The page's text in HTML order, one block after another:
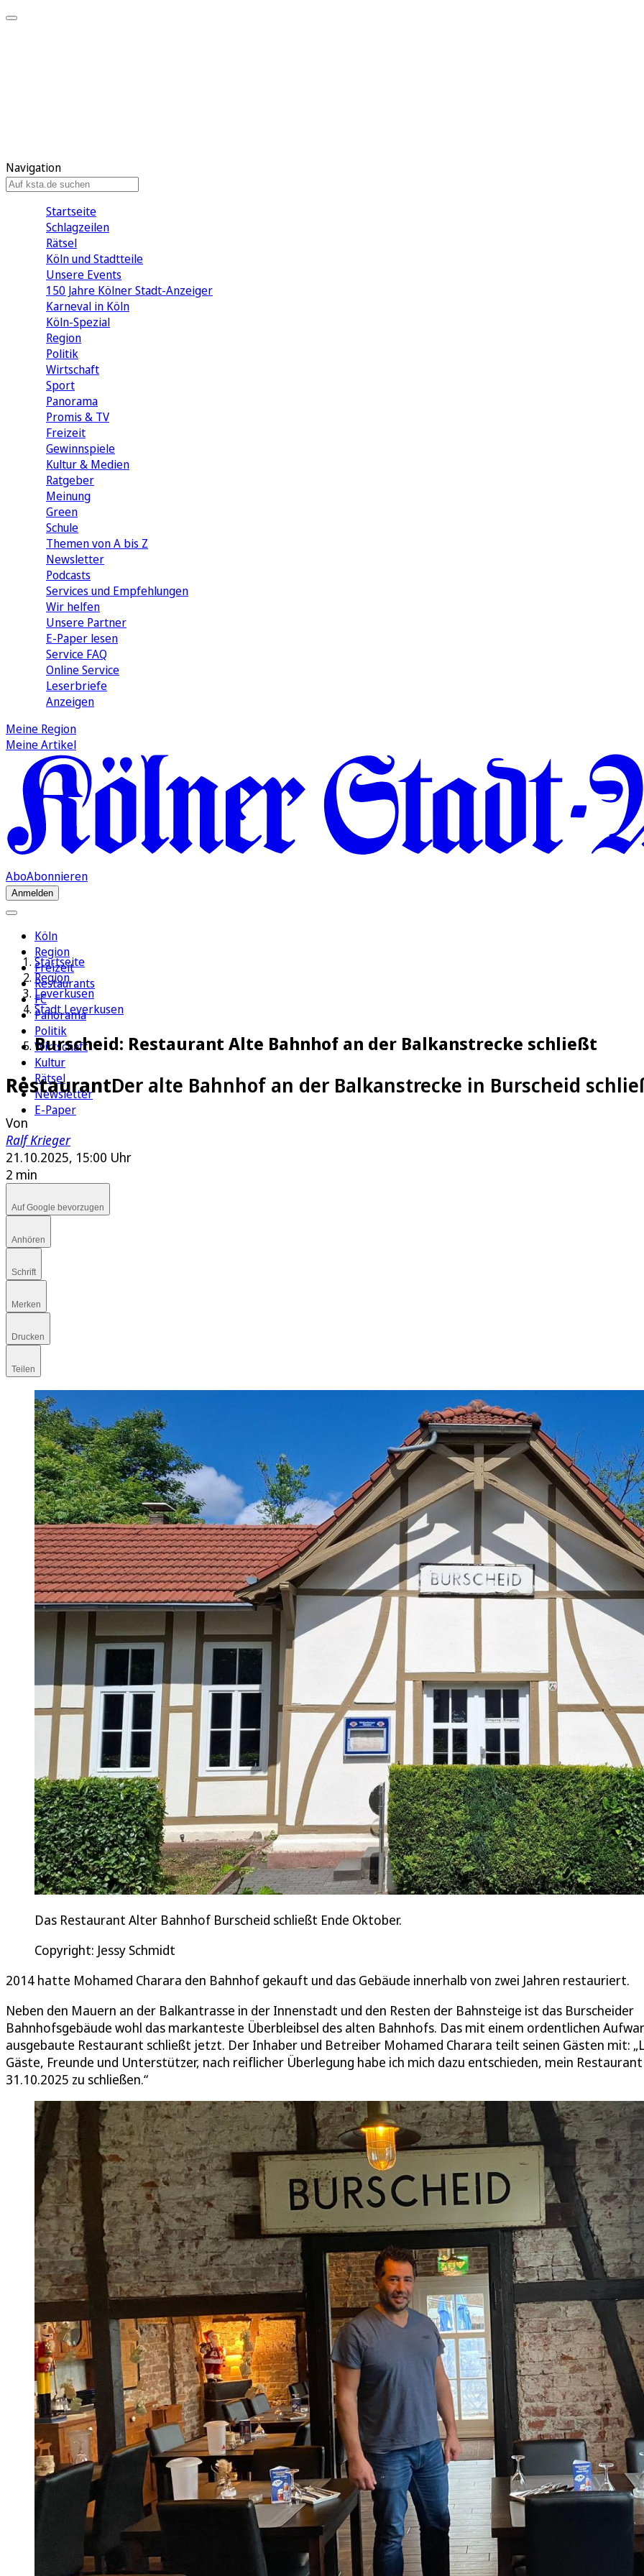
Navigation
Startseite
Schlagzeilen
Rätsel
Köln und Stadtteile
Unsere Events
150 Jahre Kölner Stadt-Anzeiger
Karneval in Köln
Köln-Spezial
Region
Politik
Wirtschaft
Sport
Panorama
Promis & TV
Freizeit
Gewinnspiele
Kultur & Medien
Ratgeber
Meinung
Green
Schule
Themen von A bis Z
Newsletter
Podcasts
Services und Empfehlungen
Wir helfen
Unsere Partner
E-Paper lesen
Service FAQ
Online Service
Leserbriefe
Anzeigen
Meine Region
Meine Artikel
AboAbonnieren
Anmelden
Köln
Region
Freizeit
Restaurants
FC
Panorama
Politik
Wirtschaft
Kultur
Rätsel
Newsletter
E-Paper
Startseite
Region
Leverkusen
Stadt Leverkusen
Burscheid: Restaurant Alte Bahnhof an der Balkanstrecke schließt
RestaurantDer alte Bahnhof an der Balkanstrecke in Burscheid
Von
Ralf Krieger
21.10.2025, 15:00 Uhr
2 min
Auf Google bevorzugen
Anhören
Schrift
Merken
Drucken
Teilen
Das Restaurant Alter Bahnhof Burscheid schließt Ende Oktober.
Copyright: Jessy Schmidt
2014 hatte Mohamed Charara den Bahnhof gekauft und das Gebäude innerhalb von zwei Jahren restauriert.
Neben den Mauern an der Balkantrasse in der Innenstadt und den Resten der Bahnsteige ist das Burscheider
Bahnhofsgebäude wohl das markanteste Überbleibsel des alten Bahnhofs. Das mit einem ordentlichen
ausgebaute Restaurant schließt jetzt. Der Inhaber und Betreiber Mohamed Charara teilt seinen Gästen mit:
Gäste, Freunde und Unterstützer, nach reiflicher Überlegung habe ich mich dazu entschieden, mein
31.10.2025 zu schließen.“